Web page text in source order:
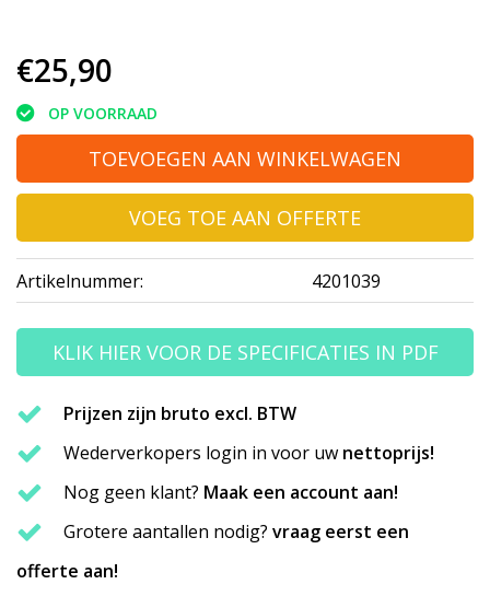
€25,90
OP VOORRAAD
TOEVOEGEN AAN WINKELWAGEN
VOEG TOE AAN OFFERTE
Artikelnummer: 4201039
KLIK HIER VOOR DE SPECIFICATIES IN PDF
Prijzen zijn bruto excl. BTW
Wederverkopers login in voor uw nettoprijs!
Nog geen klant? Maak een account aan!
Grotere aantallen nodig? vraag eerst een
offerte aan!